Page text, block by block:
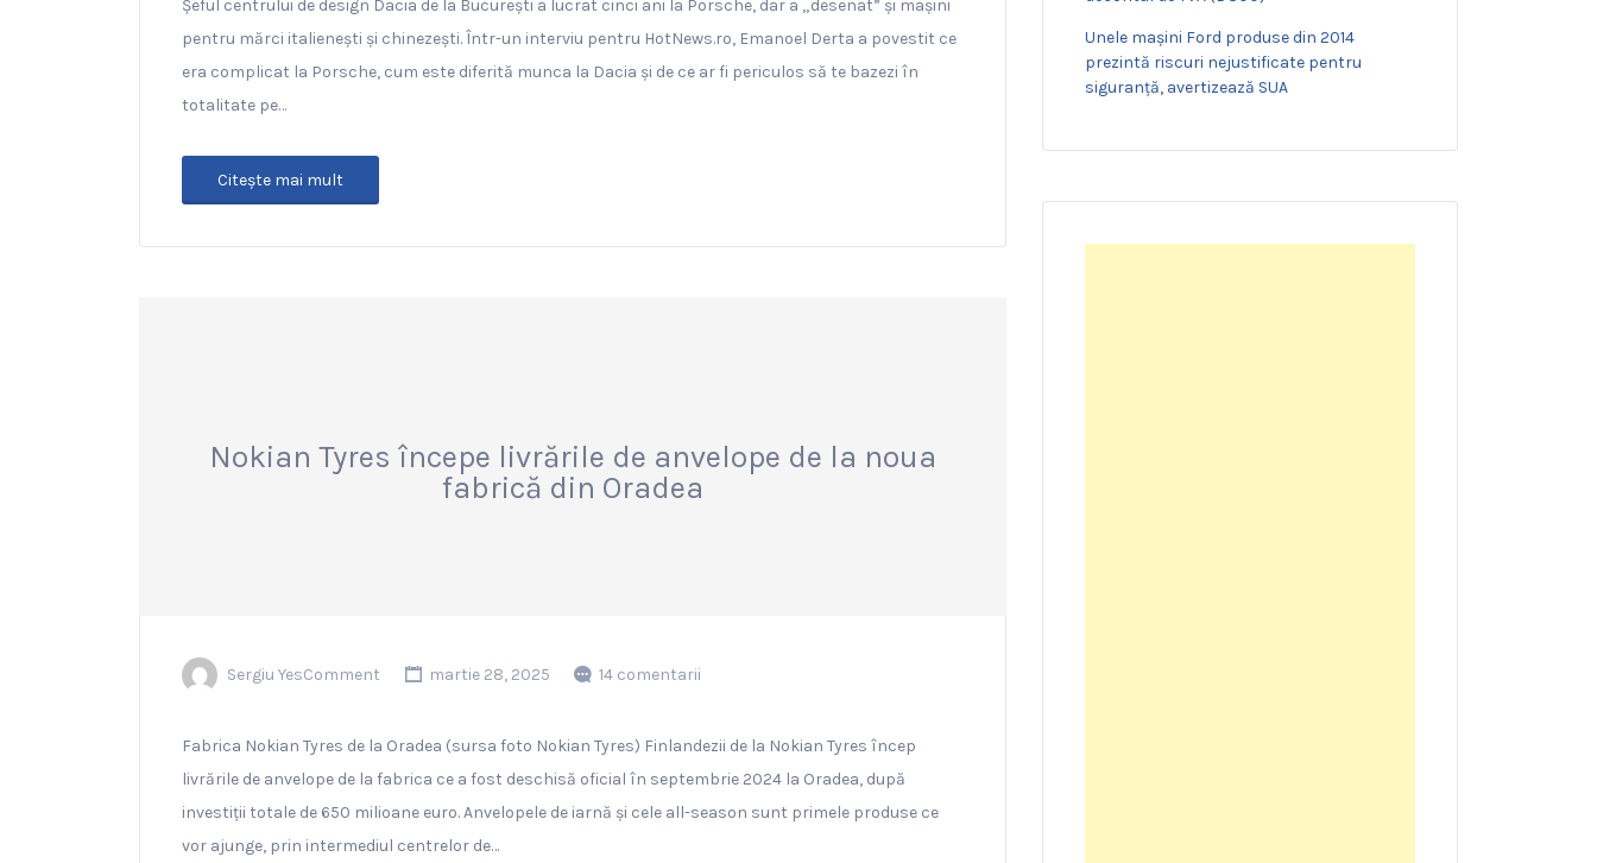
Șeful centrului de design Dacia de la București a lucrat cinci ani la Porsche, dar a „desenat” și mașini
pentru mărci italienești și chinezești. Într-un interviu pentru HotNews.ro, Emanoel Derta a povestit ce
era complicat la Porsche, cum este diferită munca la Dacia și de ce ar fi periculos să te bazezi în
totalitate pe…
Citeşte mai mult
Nokian Tyres începe livrările de anvelope de la noua
fabrică din Oradea
Sergiu YesComment martie 28, 2025 14 comentarii
Fabrica Nokian Tyres de la Oradea (sursa foto Nokian Tyres) Finlandezii de la Nokian Tyres încep
livrările de anvelope de la fabrica ce a fost deschisă oficial în septembrie 2024 la Oradea, după
investiții totale de 650 milioane euro. Anvelopele de iarnă și cele all-season sunt primele produse ce
vor ajunge, prin intermediul centrelor de…
Unele mașini Ford produse din 2014
prezintă riscuri nejustificate pentru
siguranță, avertizează SUA